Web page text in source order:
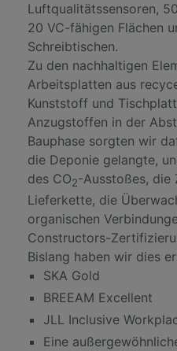
Luftqualitätssensoren,
20 VC-fähigen Flächen
Schreibtischen.
Zu den nachhaltigen
Arbeitsplatten aus
Kunststoff und
Anzugstoffen in der
Bauphase sorgten wir
die Deponie gelangte,
des CO2-Ausstoßes,
Lieferkette, die
organischen
Constructors-
Bislang haben wir dies
SKA Gold
BREEAM Excellent
JLL Inclusive
Eine